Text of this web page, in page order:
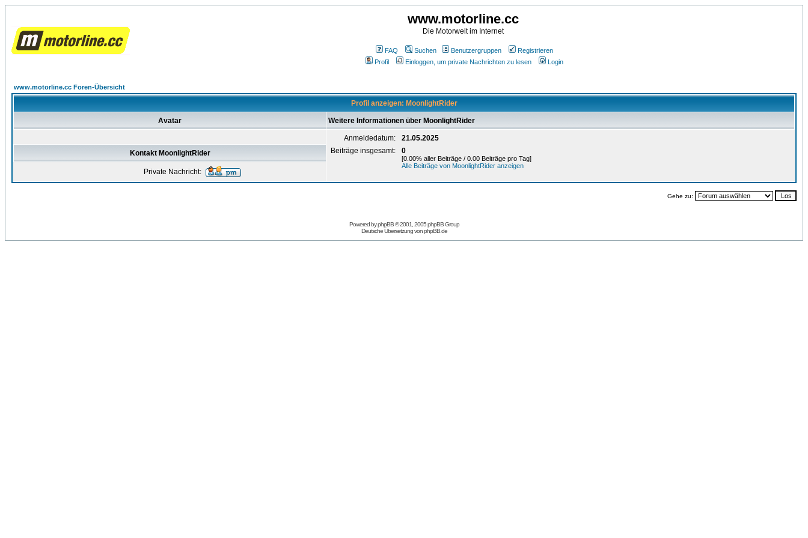
www.motorline.cc
Die Motorwelt im Internet
FAQ Suchen Benutzergruppen
Registrieren
Profil
Einloggen, um private Nachrichten zu lesen Login
www.motorline.cc Foren-Übersicht
Profil anzeigen: MoonlightRider
Avatar Weitere Informationen über MoonlightRider
Anmeldedatum:
21.05.2025
Beiträge insgesamt:
0
[0.00% aller Beiträge / 0.00 Beiträge pro Tag]
Alle Beiträge von MoonlightRider anzeigen
Kontakt MoonlightRider
Private Nachricht:
Gehe zu:
Powered byphpBB© 2001, 2005 phpBB Group
Deutsche Übersetzung vonphpBB.de